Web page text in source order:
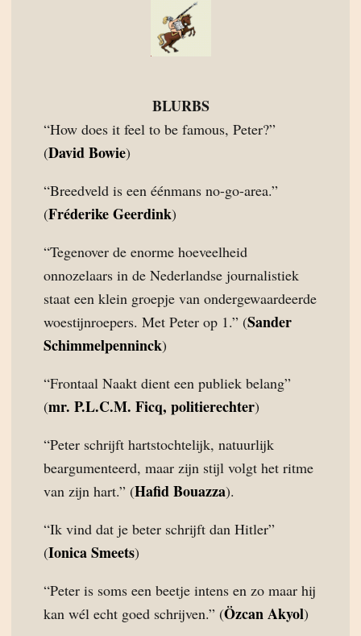
BLURBS
“How does it feel to be famous, Peter?”
(David Bowie)
“Breedveld is een éénmans no-go-area.”
(Fréderike Geerdink)
“Tegenover de enorme hoeveelheid
onnozelaars in de Nederlandse journalistiek
staat een klein groepje van ondergewaardeerde
woestijnroepers. Met Peter op 1.” (Sander
Schimmelpenninck)
“Frontaal Naakt dient een publiek belang”
(mr. P.L.C.M. Ficq, politierechter)
“Peter schrijft hartstochtelijk, natuurlijk
beargumenteerd, maar zijn stijl volgt het ritme
van zijn hart.” (Hafid Bouazza).
“Ik vind dat je beter schrijft dan Hitler”
(Ionica Smeets)
“Peter is soms een beetje intens en zo maar hij
kan wél echt goed schrijven.” (Özcan Akyol)